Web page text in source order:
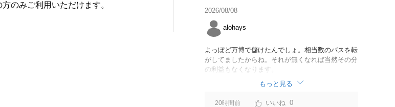
のみご利用いただけます。
2026/08/08
alohays
よっぽど万博で儲けたんでしょ。相当数のバスを転
がしてましたからね。それが無くなれば当然その分
の利益もなくなります。
もっと見る
20時間前 0